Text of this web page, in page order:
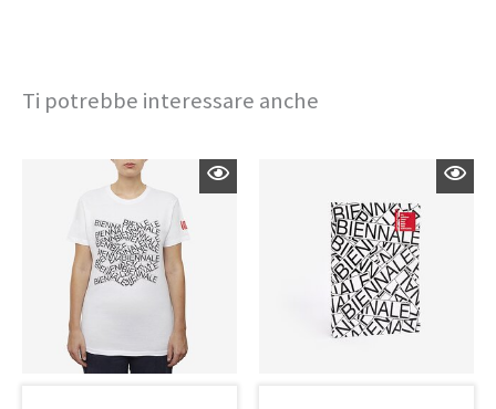
Ti potrebbe interessare anche